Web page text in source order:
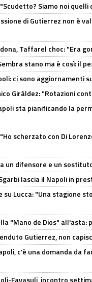
Siamo noi
di Gutierrez non è
Taffarel choc: "Era
stano ma è così: il
ci sono aggiornamenti
Giráldez: "Rotazioni
sta pianificando la
scherzato con Di
un difensore e un
Sgarbi lascia il Napoli in
su Lucca: "Una stagione
"Mano de Dios" all'asta:
Gutierrez, non
c'è una domanda da
Favasuli, incontro